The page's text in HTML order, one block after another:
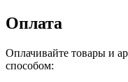
Оплата
Оплачивайте товары и
способом: